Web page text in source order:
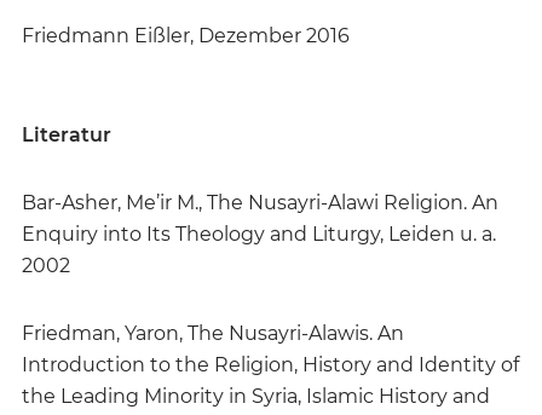
Friedmann Eißler, Dezember 2016
Literatur
Bar-Asher, Me’ir M., The Nusayri-Alawi Religion. An
Enquiry into Its Theology and Liturgy, Leiden u. a.
2002
Friedman, Yaron, The Nusayri-Alawis. An
Introduction to the Religion, History and Identity of
the Leading Minority in Syria, Islamic History and